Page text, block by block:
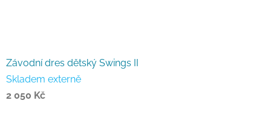
Závodní dres dětský Swings II
Skladem externě
2 050 Kč